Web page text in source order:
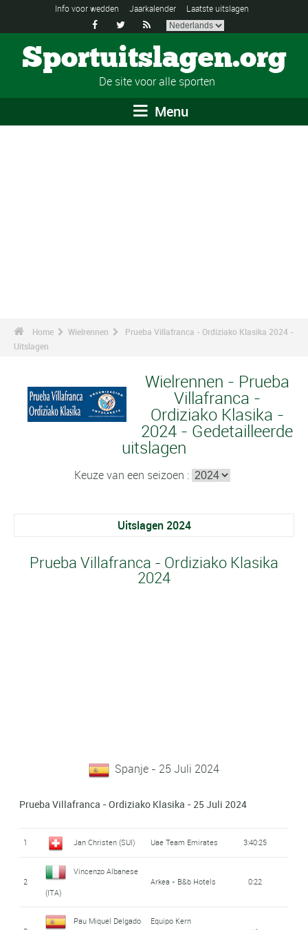
Info voor wedden Jaarkalender Laatste uitslagen
  
Sportuitslagen.org
De site voor alle sporten
Menu
Home Wielrennen
Prueba Villafranca - Ordiziako Klasika 2024 -
Uitslagen
Wielrennen - Prueba
Villafranca -
Ordiziako Klasika -
2024 - Gedetailleerde
uitslagen
Keuze van een seizoen :
Uitslagen 2024
Prueba Villafranca - Ordiziako Klasika
2024
Spanje - 25 Juli 2024
Prueba Villafranca - Ordiziako Klasika - 25 Juli 2024
1 Jan Christen (SUI) Uae Team Emirates 3:40:25
2
Vincenzo Albanese
(ITA)
Arkea - B&b Hotels 0:22
Pau Miquel Delgado
Equipo Kern